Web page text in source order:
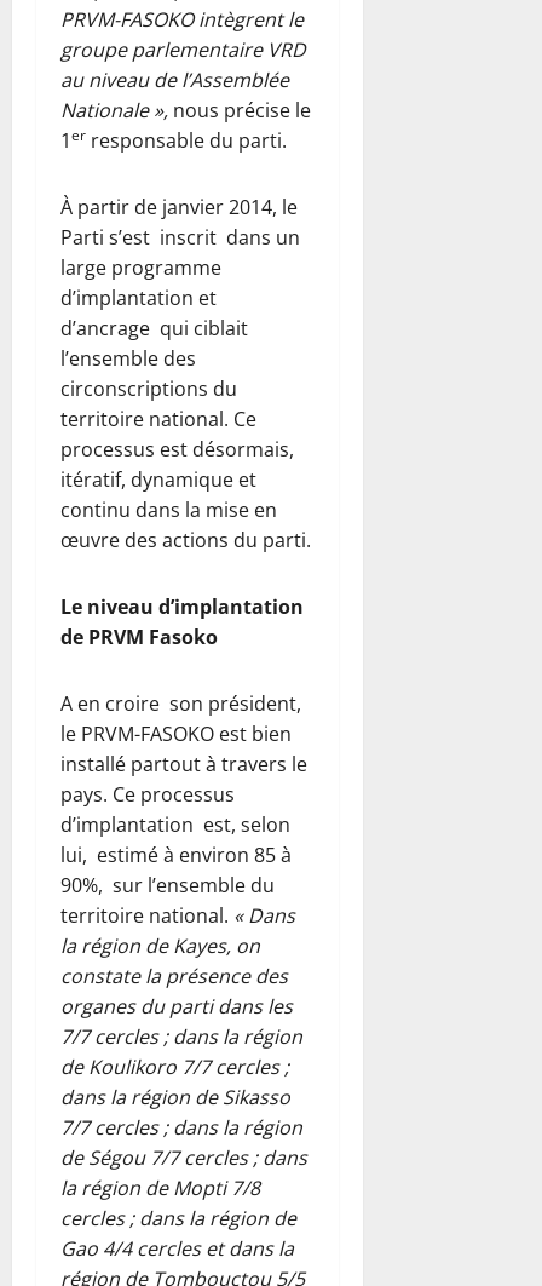
PRVM-FASOKO intègrent le
groupe parlementaire VRD
au niveau de l’Assemblée
Nationale », nous précise le
1er responsable du parti.
À partir de janvier 2014, le
Parti s’est inscrit dans un
large programme
d’implantation et
d’ancrage qui ciblait
l’ensemble des
circonscriptions du
territoire national. Ce
processus est désormais,
itératif, dynamique et
continu dans la mise en
œuvre des actions du parti.
Le niveau d’implantation
de PRVM Fasoko
A en croire son président,
le PRVM-FASOKO est bien
installé partout à travers le
pays. Ce processus
d’implantation est, selon
lui, estimé à environ 85 à
90%, sur l’ensemble du
territoire national. « Dans
la région de Kayes, on
constate la présence des
organes du parti dans les
7/7 cercles ; dans la région
de Koulikoro 7/7 cercles ;
dans la région de Sikasso
7/7 cercles ; dans la région
de Ségou 7/7 cercles ; dans
la région de Mopti 7/8
cercles ; dans la région de
Gao 4/4 cercles et dans la
région de Tombouctou 5/5